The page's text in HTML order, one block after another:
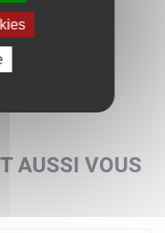
AUSSI VOUS